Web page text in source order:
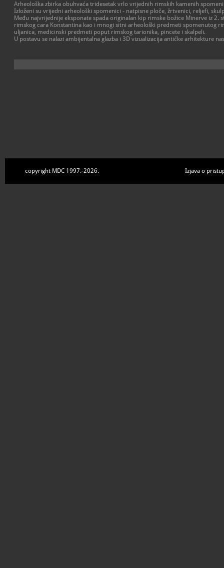
Arheološka zbirka obuhvaća tridesetak vrlo vrijednih rimskih kamenih
Izloženi su vrijedni arheološki spomenici - natpisne ploče, žrtvenici, reljefi,
Među najvrijednije eksponate spada originalan kip rimske božice Minerve iz 2.
rimskog cara Konstantina kao i mnogi sitni arheološki predmeti spomenutog
uljanica, medicinski predmeti poput rimskog tarionika, pincete i skalpeli.
U postavu se nalazi ambijentalna glazba i 3D vizualizacija antičke arhitekture
copyright MDC 1997.-2026. Izjava o